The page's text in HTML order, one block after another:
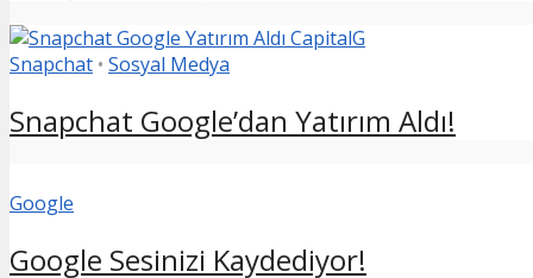
Snapchat • Sosyal Medya
Snapchat Google’dan Yatırım Aldı!
Google
Google Sesinizi Kaydediyor!